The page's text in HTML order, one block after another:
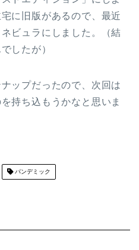
に旧版があるので、最近
ビュラにしました。（結
したが）
ップだったので、次回は
持ち込もうかなと思いま
パンデミック